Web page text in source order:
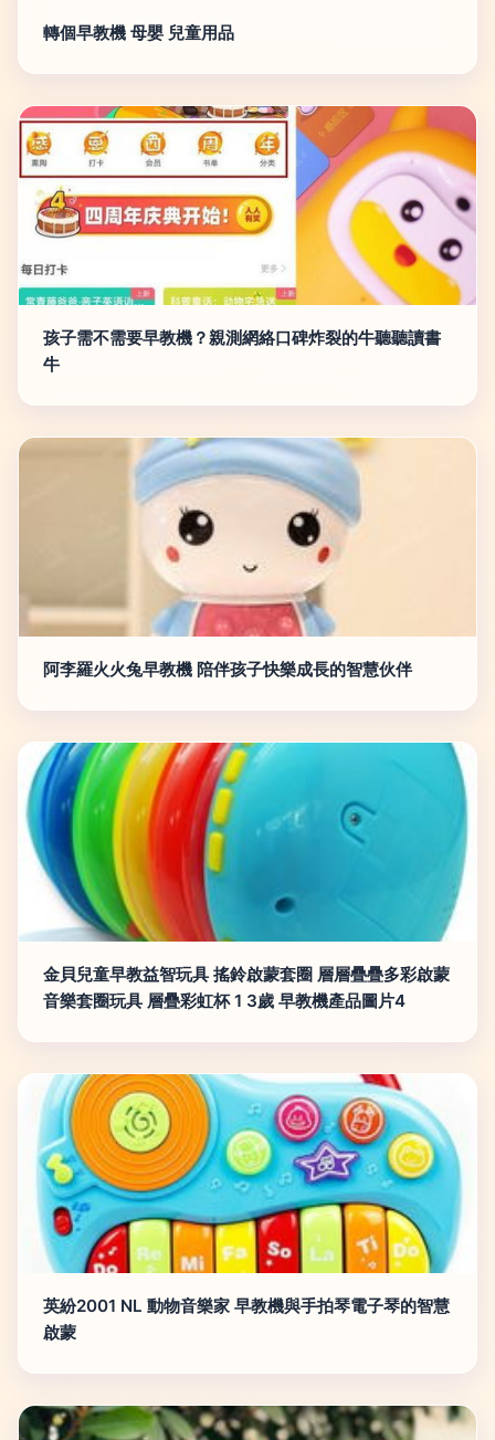
轉個早教機 母嬰 兒童用品
孩子需不需要早教機？親測網絡口碑炸裂的牛聽聽讀書
牛
阿李羅火火兔早教機 陪伴孩子快樂成長的智慧伙伴
金貝兒童早教益智玩具 搖鈴啟蒙套圈 層層疊疊多彩啟蒙
音樂套圈玩具 層疊彩虹杯 1 3歲 早教機產品圖片4
英紛2001 NL 動物音樂家 早教機與手拍琴電子琴的智慧
啟蒙